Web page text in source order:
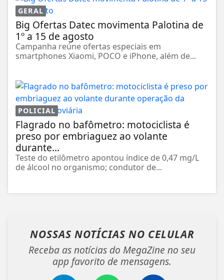
GERAL
Big Ofertas Datec movimenta Palotina de
1º a 15 de agosto
Campanha reúne ofertas especiais em
smartphones Xiaomi, POCO e iPhone, além de...
POLICIAL
Flagrado no bafômetro: motociclista é
preso por embriaguez ao volante
durante...
Teste do etilômetro apontou índice de 0,47 mg/L
de álcool no organismo; condutor de...
NOSSAS NOTÍCIAS NO CELULAR
Receba as notícias do MegaZine no seu
app favorito de mensagens.